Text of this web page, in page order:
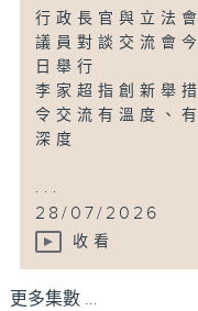
行政長官與立法會
議員對談交流會今
日舉行
李家超指創新舉措
令交流有溫度、有
深度
...
28/07/2026
收看
更多集數 ...